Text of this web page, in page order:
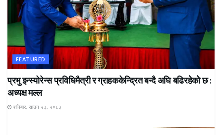
FEATURED
प्रभु इन्स्योरेन्स प्रविधिमैत्री र ग्राहककेन्द्रित बन्दै अघि बढिरहेको छ :
अध्यक्ष मल्ल
शनिबार, साउन २३, २०८३